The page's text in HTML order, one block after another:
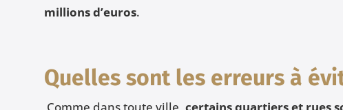
millions d’euros.
Quelles sont les erreurs à
Comme dans toute ville, certains quartiers et rues